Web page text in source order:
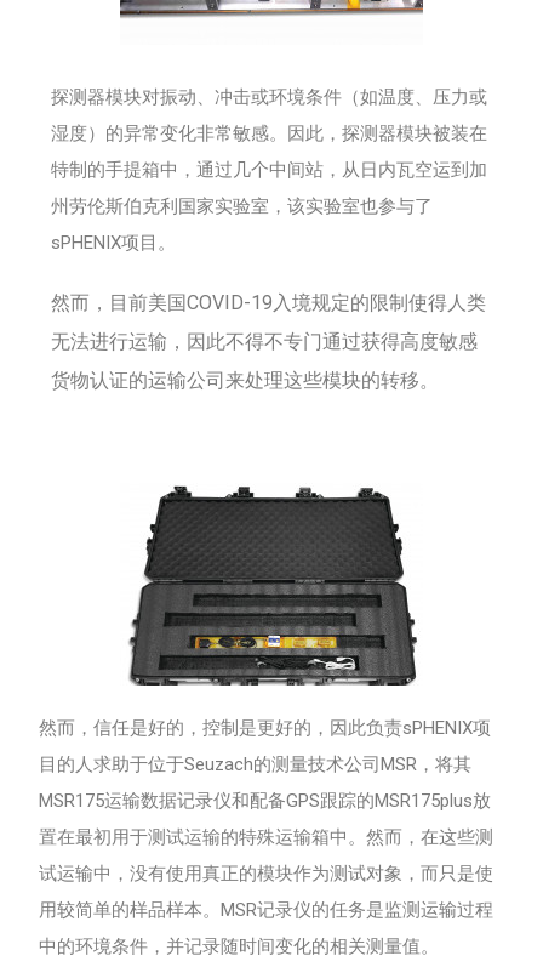
探测器模块对振动、冲击或环境条件（如温度、压力或
湿度）的异常变化非常敏感。因此，探测器模块被装在
特制的手提箱中，通过几个中间站，从日内瓦空运到加
州劳伦斯伯克利国家实验室，该实验室也参与了
sPHENIX项目。
然而，目前美国COVID-19入境规定的限制使得人类
无法进行运输，因此不得不专门通过获得高度敏感
货物认证的运输公司来处理这些模块的转移。
然而，信任是好的，控制是更好的，因此负责sPHENIX项
目的人求助于位于Seuzach的测量技术公司MSR，将其
MSR175运输数据记录仪和配备GPS跟踪的MSR175plus放
置在最初用于测试运输的特殊运输箱中。然而，在这些测
试运输中，没有使用真正的模块作为测试对象，而只是使
用较简单的样品样本。MSR记录仪的任务是监测运输过程
中的环境条件，并记录随时间变化的相关测量值。